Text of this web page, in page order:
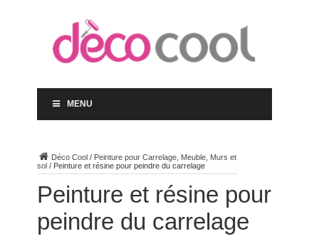
MENU
Déco Cool/ Peinture pour Carrelage, Meuble, Murs et
sol/ Peinture et résine pour peindre du carrelage
Peinture et résine pour
peindre du carrelage